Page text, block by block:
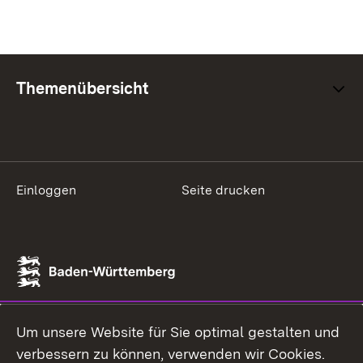
Themenübersicht
Einloggen Seite drucken
Um unsere Website für Sie optimal gestalten und
verbessern zu können, verwenden wir Cookies.